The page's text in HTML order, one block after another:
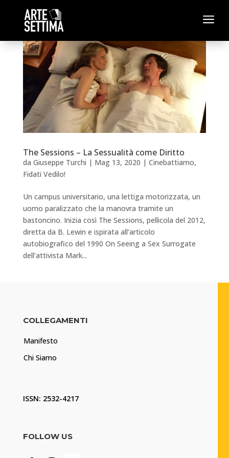
a
The Sessions – La Sessualità come Diritto
da Giuseppe Turchi | Mag 13, 2020 | Cinebattiamo,
Fidati Vedilo!
Un campus universitario, una lettiga motorizzata, un
uomo paralizzato che la manovra tramite un
bastoncino. Inizia così The Sessions, pellicola del 2012,
diretta da B. Lewin e ispirata all’articolo
autobiografico del 1990 On Seeing a Sex Surrogate
dell’attivista Mark...
COLLEGAMENTI
Manifesto
Chi Siamo
ISSN: 2532-4217
FOLLOW US